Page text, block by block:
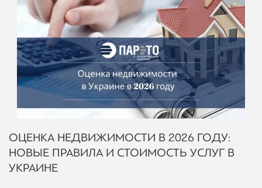
ОЦЕНКА НЕДВИЖИМОСТИ В 2026 ГОДУ:
НОВЫЕ ПРАВИЛА И СТОИМОСТЬ УСЛУГ В
УКРАИНЕ